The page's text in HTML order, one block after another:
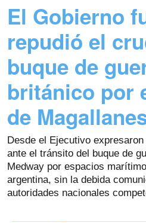
El Gobierno
repudió el
buque de
británico por
de
Desde el Ejecutivo
ante el tránsito del buque de
Medway por espacios
argentina, sin la debida
autoridades nacionales